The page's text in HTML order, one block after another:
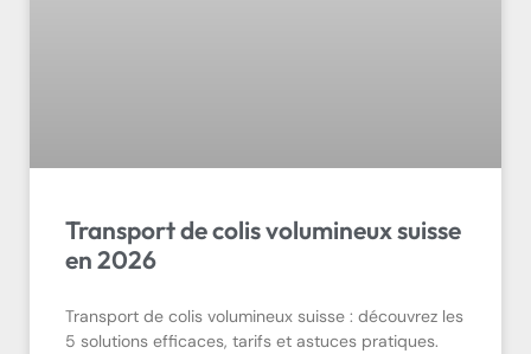
Transport de colis volumineux suisse
en 2026
Transport de colis volumineux suisse : découvrez les
5 solutions efficaces, tarifs et astuces pratiques.